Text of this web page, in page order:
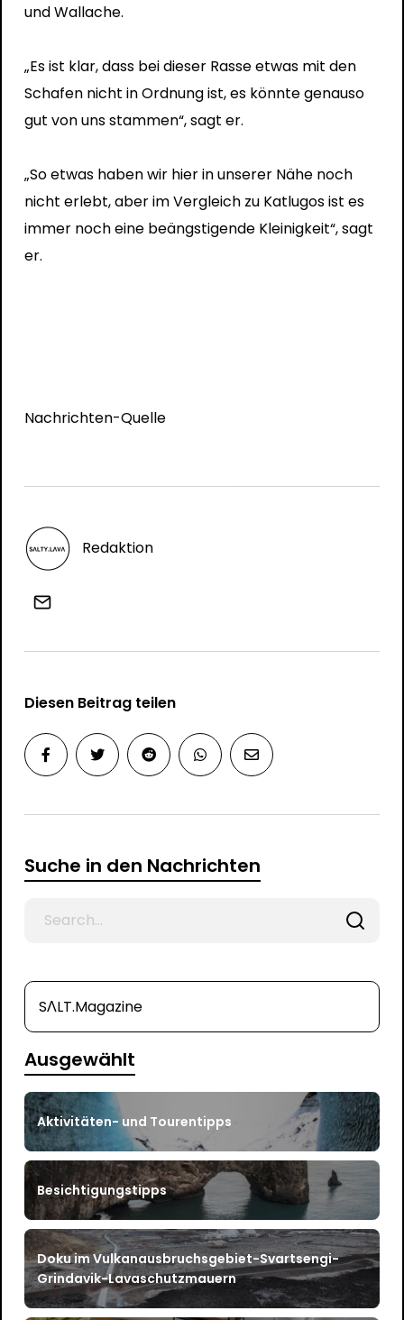
und Wallache.
„Es ist klar, dass bei dieser Rasse etwas mit den
Schafen nicht in Ordnung ist, es könnte genauso
gut von uns stammen“, sagt er.
„So etwas haben wir hier in unserer Nähe noch
nicht erlebt, aber im Vergleich zu Katlugos ist es
immer noch eine beängstigende Kleinigkeit“, sagt
er.
Nachrichten-Quelle
Redaktion
Diesen Beitrag teilen
Suche in den Nachrichten
SΛLT.Magazine
Ausgewählt
Aktivitäten- und Tourentipps
Besichtigungstipps
Doku im Vulkanausbruchsgebiet-Svartsengi-
Grindavik-Lavaschutzmauern